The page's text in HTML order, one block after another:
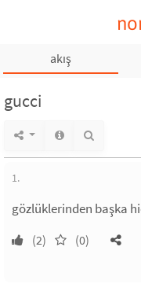
akış
gucci
1.
gözlüklerinden başka
(2) (0)